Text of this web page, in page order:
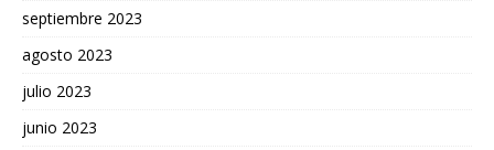
septiembre 2023
agosto 2023
julio 2023
junio 2023